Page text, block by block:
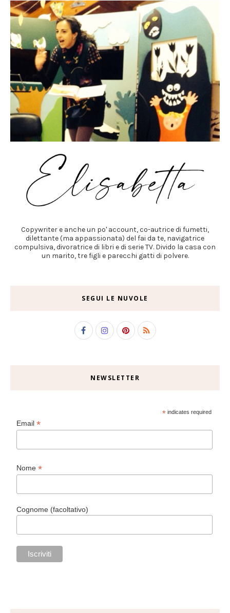
Copywriter e anche un po' account, co-autrice di fumetti,
dilettante (ma appassionata) del fai da te, navigatrice
compulsiva, divoratrice di libri e di serie TV. Divido la casa con
un marito, tre figli e parecchi gatti di polvere.
SEGUI LE NUVOLE
NEWSLETTER
* indicates required
Email*
Nome*
Cognome (facoltativo)